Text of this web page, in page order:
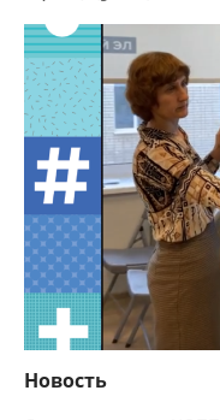
Новость